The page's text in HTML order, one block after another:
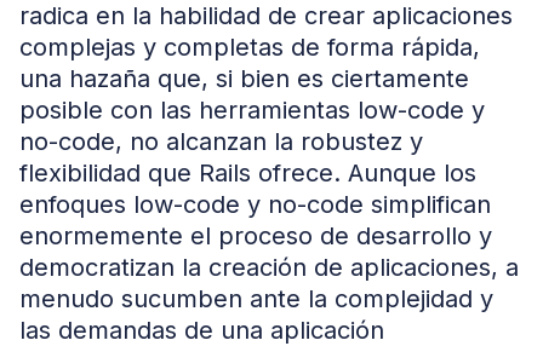
radica en la habilidad de crear aplicaciones
complejas y completas de forma rápida,
una hazaña que, si bien es ciertamente
posible con las herramientas low-code y
no-code, no alcanzan la robustez y
flexibilidad que Rails ofrece. Aunque los
enfoques low-code y no-code simplifican
enormemente el proceso de desarrollo y
democratizan la creación de aplicaciones, a
menudo sucumben ante la complejidad y
las demandas de una aplicación